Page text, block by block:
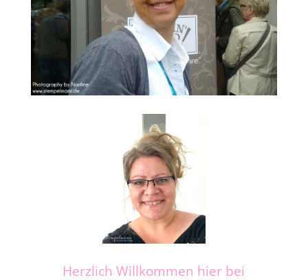
Herzlich Willkommen hier bei